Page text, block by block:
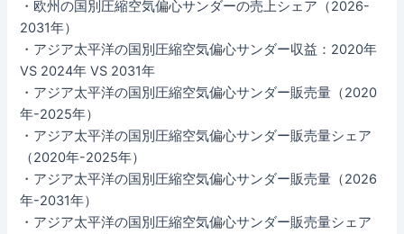
・欧州の国別圧縮空気偏心サンダーの売上シェア（2026-
2031年）
・アジア太平洋の国別圧縮空気偏心サンダー収益：2020年
VS 2024年 VS 2031年
・アジア太平洋の国別圧縮空気偏心サンダー販売量（2020
年-2025年）
・アジア太平洋の国別圧縮空気偏心サンダー販売量シェア
（2020年-2025年）
・アジア太平洋の国別圧縮空気偏心サンダー販売量（2026
年-2031年）
・アジア太平洋の国別圧縮空気偏心サンダー販売量シェア